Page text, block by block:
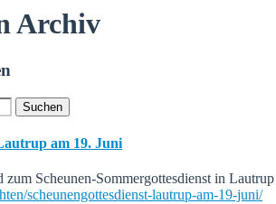
Archiv
am 19. Juni
Scheunen-Sommergottesdienst in
scheunengottesdienst-lautrup-am-19-juni/